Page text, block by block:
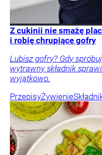
Z cukinii nie smażę
i robię chrupiące gofry
Lubisz gofry? Gdy
wytrawny składnik
wyjątkowo.
PrzepisyŻywienie